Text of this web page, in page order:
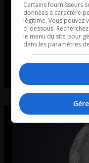
Certains fournisseurs
données à caractère
légitime. Vous pouvez
ci-dessous.
le menu du site pour
dans les paramètres